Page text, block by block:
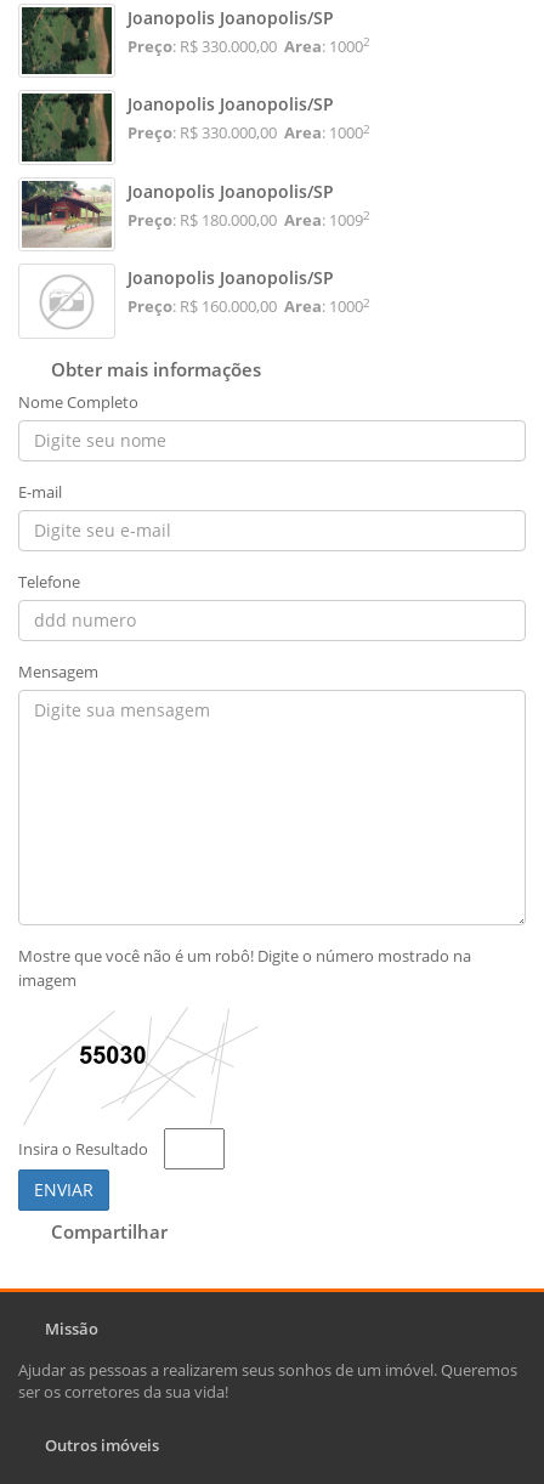
Joanopolis Joanopolis/SP
Preço: R$ 330.000,00 Area: 10002
Joanopolis Joanopolis/SP
Preço: R$ 330.000,00 Area: 10002
Joanopolis Joanopolis/SP
Preço: R$ 180.000,00 Area: 10092
Joanopolis Joanopolis/SP
Preço: R$ 160.000,00 Area: 10002
Obter mais informações
Nome Completo
E-mail
Telefone
Mensagem
Mostre que você não é um robô! Digite o número mostrado na
imagem
Insira o Resultado
ENVIAR
Compartilhar
Missão
Ajudar as pessoas a realizarem seus sonhos de um imóvel. Queremos
ser os corretores da sua vida!
Outros imóveis